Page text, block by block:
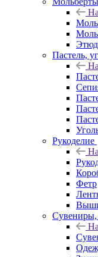
Пастель,
Рукоделие
Фетр
Сувениры,